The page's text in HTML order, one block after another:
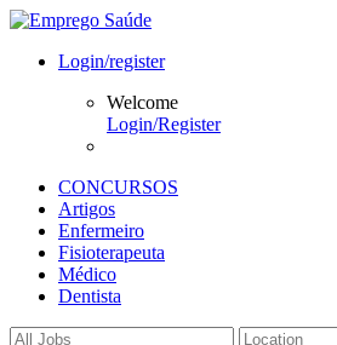
Login/register
Welcome
Login/Register
CONCURSOS
Artigos
Enfermeiro
Fisioterapeuta
Médico
Dentista